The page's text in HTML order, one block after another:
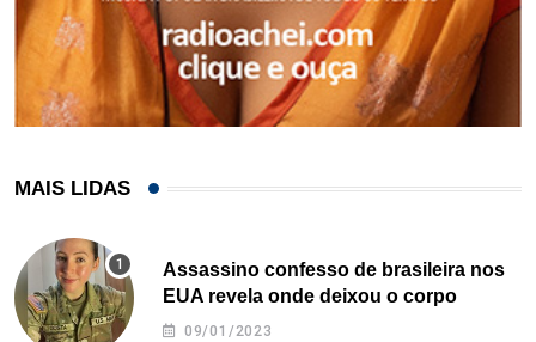
MAIS LIDAS
Assassino confesso de brasileira nos
EUA revela onde deixou o corpo
09/01/2023